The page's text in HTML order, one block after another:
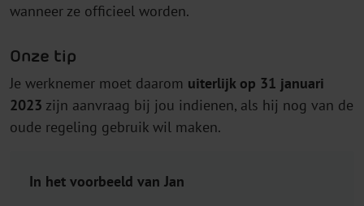
wanneer ze officieel worden.
Onze tip
Je werknemer moet daarom uiterlijk op 31 januari
2023 zijn aanvraag bij jou indienen, als hij nog van de
oude regeling gebruik wil maken.
In het voorbeeld van Jan